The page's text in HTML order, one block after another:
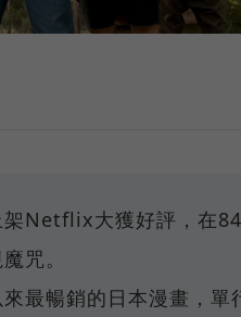
Netflix大獲好評，在
咒。
來最暢銷的日本漫畫，